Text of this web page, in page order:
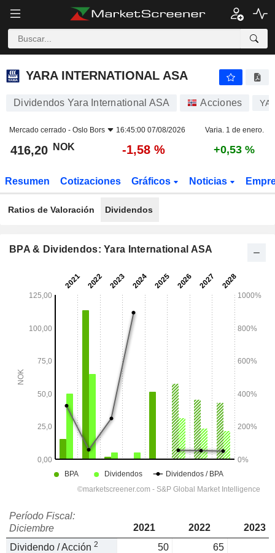
YARA INTERNATIONAL ASA
YARA INTERNATIONAL ASA
Dividendos Yara International ASA Acciones
Mercado cerrado - Oslo Bors 16:45:00 07/08/2026 Varia. 1 de enero.
416,20 NOK -1,58 % +0,53 %
Resumen Cotizaciones Gráficos Noticias
Ratios de Valoración Dividendos
BPA & Dividendos: Yara International ASA
Período Fiscal:
Diciembre
2021 2022
2023
Dividendo / Acción 2 50 65